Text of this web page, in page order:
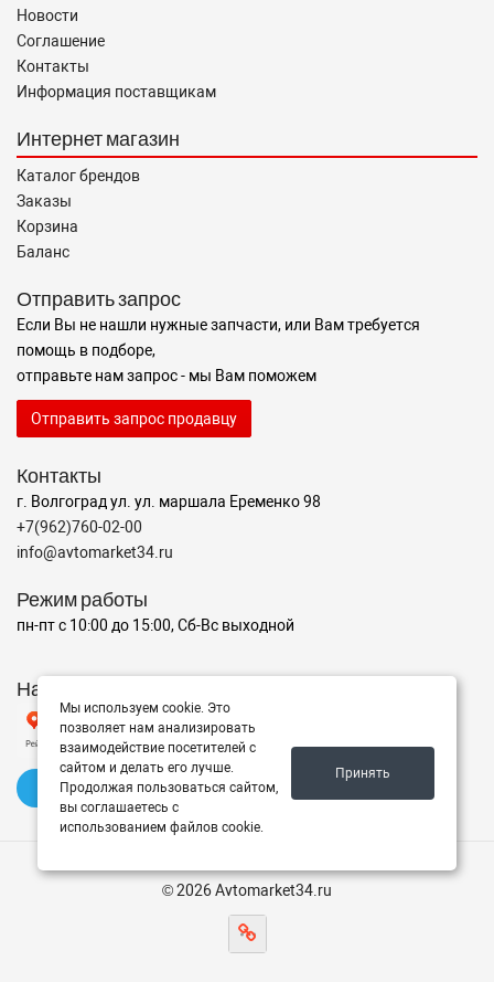
Новости
Соглашение
Контакты
Информация поставщикам
Интернет магазин
Каталог брендов
Заказы
Корзина
Баланс
Отправить запрос
Если Вы не нашли нужные запчасти, или Вам требуется
помощь в подборе,
отправьте нам запрос - мы Вам поможем
Отправить запрос продавцу
Контакты
г. Волгоград ул. ул. маршала Еременко 98
+7(962)760-02-00
info@avtomarket34.ru
Режим работы
пн-пт с 10:00 до 15:00, Сб-Вс выходной
Наш рейтинг на Яндексе
✍️ Оставить отзыв
© 2026 Avtomarket34.ru
Мы используем cookie. Это
позволяет нам анализировать
взаимодействие посетителей с
сайтом и делать его лучше.
Продолжая пользоваться сайтом,
вы соглашаетесь с
использованием файлов cookie.
Принять